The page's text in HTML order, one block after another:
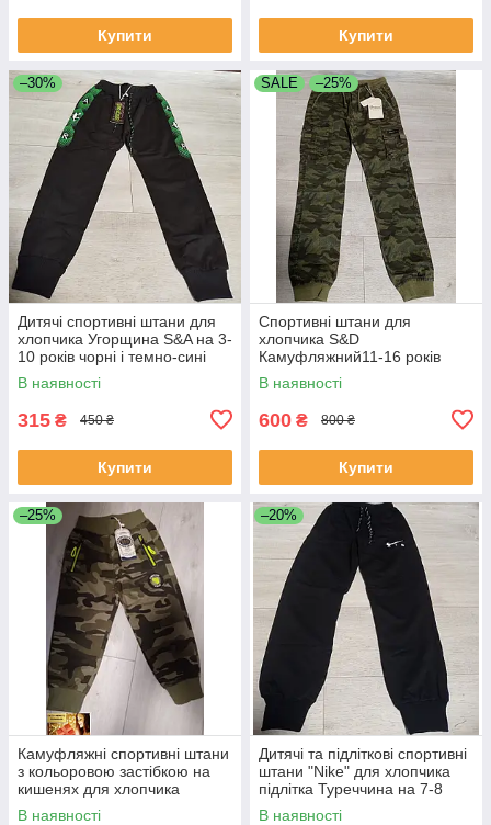
Купити Купити
–30%
Дитячі спортивні штани для
хлопчика Угорщина S&A на 3-
10 років чорні і темно-сині
В наявності
315 ₴ 450 ₴
Купити
SALE –25%
Спортивні штани для
хлопчика S&D
Камуфляжний11-16 років
В наявності
600 ₴ 800 ₴
Купити
–25%
Камуфляжні спортивні штани
з кольоровою застібкою на
кишенях для хлопчика
Угорщина Seagull на 2-3 роки
В наявності
–20%
Дитячі та підліткові спортивні
штани "Nike" для хлопчика
підлітка Туреччина на 7-8
років
В наявності